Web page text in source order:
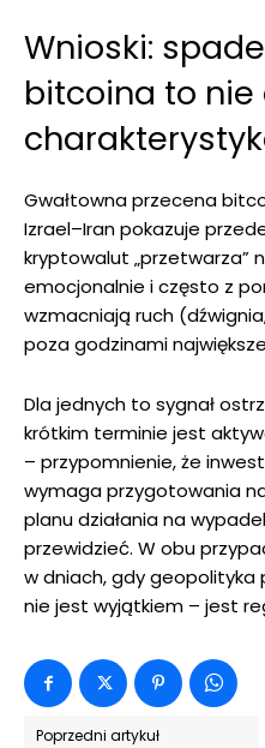
Wnioski:
bitcoina to
Gwałtowna przecena
Izrael–Iran pokazuje
kryptowalut „przetwarza”
emocjonalnie i często z
wzmacniają ruch
poza godzinami
Dla jednych to sygnał
krótkim terminie jest
– przypomnienie, że
wymaga przygotowania
planu działania na
przewidzieć. W obu
w dniach, gdy geopolityka
nie jest wyjątkiem – jest
Poprzedni artykuł